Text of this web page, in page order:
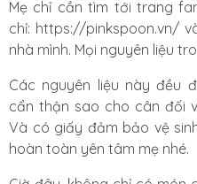
Mẹ chỉ cần tìm tới trang
chỉ: https://pinkspoon.vn/
nhà mình. Mọi nguyên liệu
Các nguyên liệu này đều
cẩn thận sao cho cân đối
Và có giấy đảm bảo vệ
hoàn toàn yên tâm mẹ nhé.